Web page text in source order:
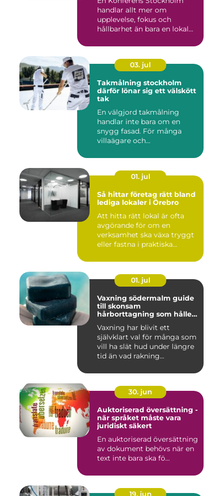
handlar allt mer om
upplevelse, fokus och
hållbarhet än bara en lokal
03. jul
Takmålning stockholm
därför lönar sig ett välskött
tak
En välgjord takmålning
handlar inte bara om en
snygg fasad. För många
villaägare och
01. jul
Så hittar företag rätt bland
lediga lokaler i Örebro
Att hitta rätt lokal är ofta
avgörande för om en
verksamhet ska växa tryggt
eller fastna i praktiska...
01. jul
Vaxning södermalm guide
till skonsam
hårborttagning som håller
Vaxning har blivit ett
självklart val för många som
vill ha slät hud under längre
tid än vad rakning...
30. jun
Auktoriserad översättning -
när språket måste vara
juridiskt säkert
En auktoriserad översättning
av dokument behövs när en
text inte bara ska fö...
19. jun